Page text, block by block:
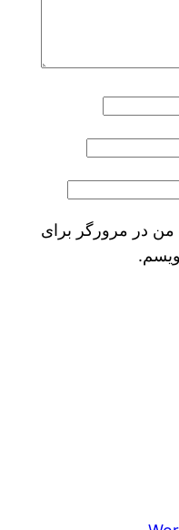
من در مرورگر برای